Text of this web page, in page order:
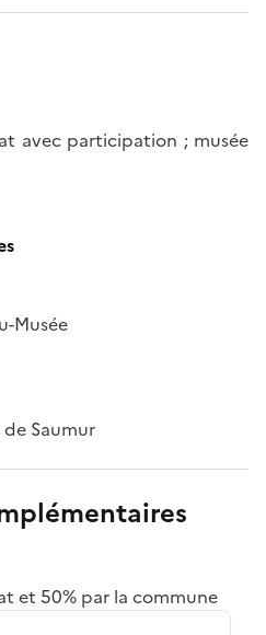
avec participation ; musée
Musée
Saumur
et 50% par la commune